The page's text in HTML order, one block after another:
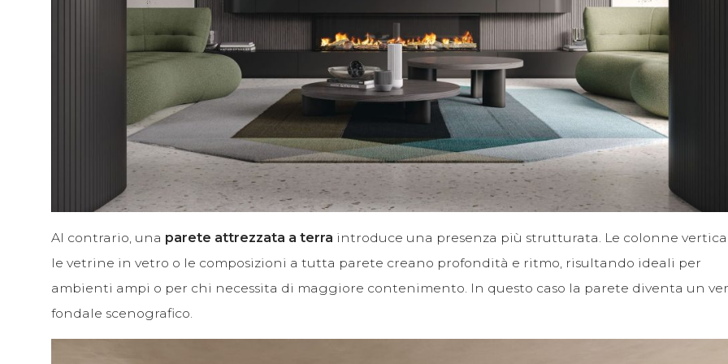
Al contrario, una parete attrezzata a terra introduce una presenza più strutturata. Le colonne
le vetrine in vetro o le composizioni a tutta parete creano profondità e ritmo, risultando ideali per
ambienti ampi o per chi necessita di maggiore contenimento. In questo caso la parete diventa un
fondale scenografico.